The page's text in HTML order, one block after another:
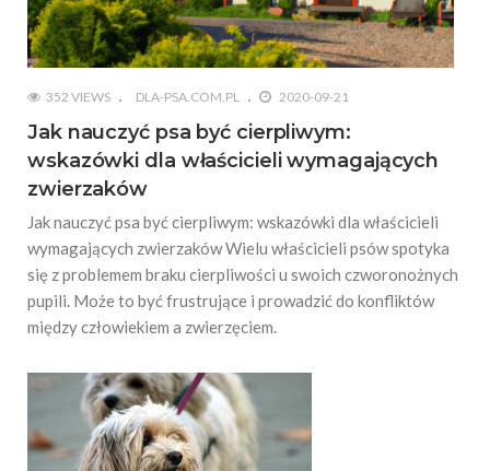
352 VIEWS DLA-PSA.COM.PL 2020-09-21
Jak nauczyć psa być cierpliwym:
wskazówki dla właścicieli wymagających
zwierzaków
Jak nauczyć psa być cierpliwym: wskazówki dla właścicieli
wymagających zwierzaków Wielu właścicieli psów spotyka
się z problemem braku cierpliwości u swoich czworonożnych
pupili. Może to być frustrujące i prowadzić do konfliktów
między człowiekiem a zwierzęciem.